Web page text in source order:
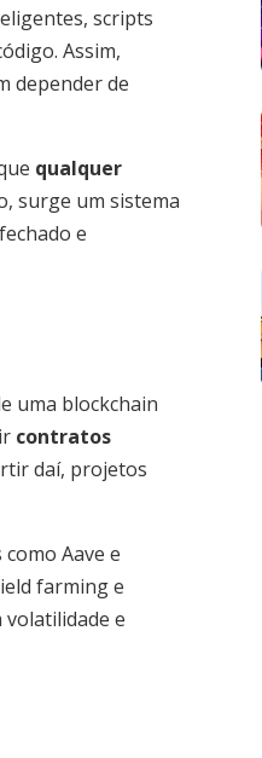
scripts
Assim,
depender de
qualquer
surge um sistema
e
uma blockchain
contratos
daí, projetos
Aave e
farming e
e